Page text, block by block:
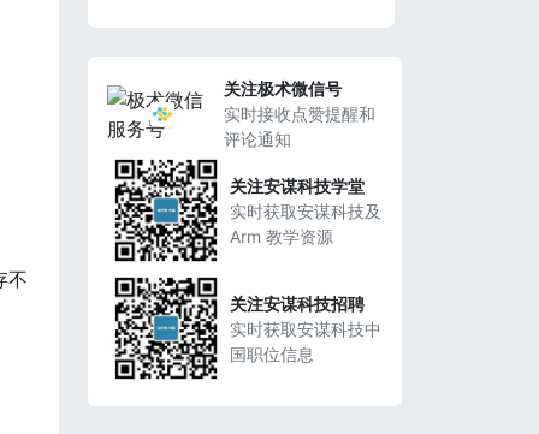
不
关注极术微信号
实时接收点赞提醒和
评论通知
关注安谋科技学堂
实时获取安谋科技及
Arm 教学资源
关注安谋科技招聘
实时获取安谋科技中
国职位信息